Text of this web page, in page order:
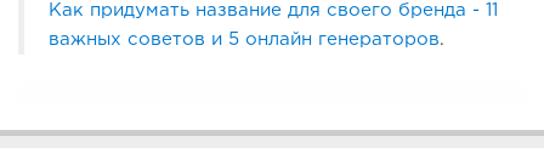
Как придумать название для своего бренда - 11
важных советов и 5 онлайн генераторов.